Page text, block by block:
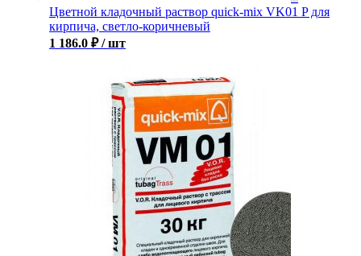
Цветной кладочный раствор quick-mix VK01 P для
кирпича, светло-коричневый
1 186.0 ₽ / шт